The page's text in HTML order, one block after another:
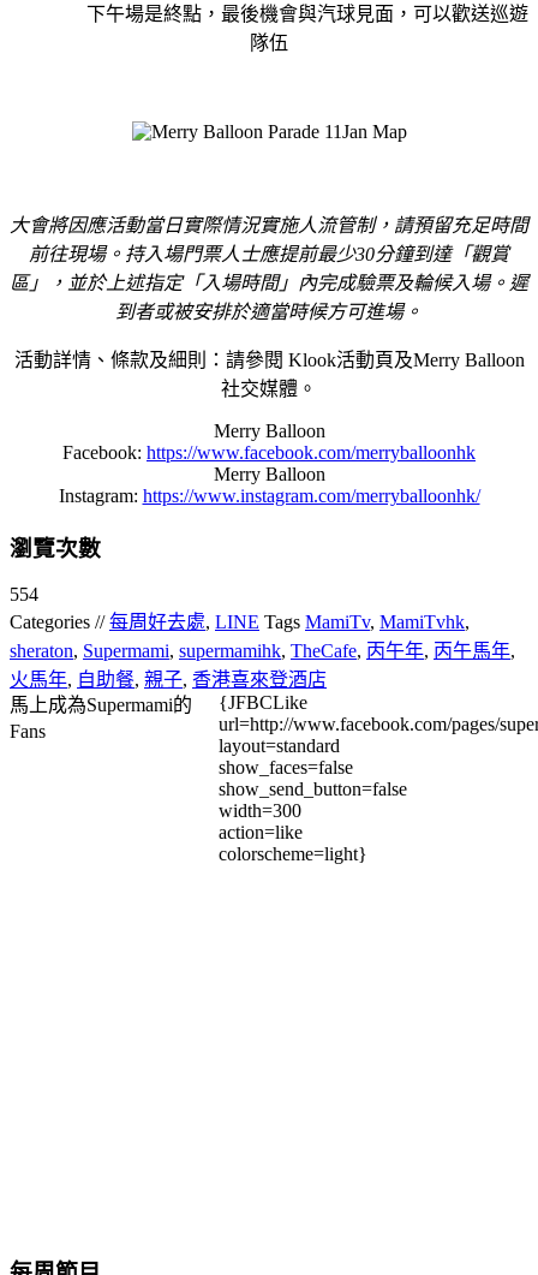
下午場是終點，最後機會與汽球見面，可以歡送巡遊
隊伍
大會將因應活動當日實際情況實施人流管制，請預留充足時間
前往現場。持入場門票人士應提前最少30分鐘到達「觀賞
區」，並於上述指定「入場時間」內完成驗票及輪候入場。 遲
到者或被安排於適當時候方可進場。
活動詳情、條款及細則：請參閱 Klook活動頁及Merry Balloon
社交媒體。
Merry Balloon
Facebook: https://www.facebook.com/merryballoonhk
Merry Balloon
Instagram: https://www.instagram.com/merryballoonhk/
瀏覽次數
554
Categories //每周好去處, LINE Tags MamiTv, MamiTvhk,
sheraton, Supermami, supermamihk, TheCafe, 丙午年, 丙午馬年,
火馬年, 自助餐, 親子, 香港喜來登酒店
馬上成為Supermami的
Fans
{JFBCLike
url=http://www.facebook.com/pages/
layout=standard
show_faces=false
show_send_button=false
width=300
action=like
colorscheme=light}